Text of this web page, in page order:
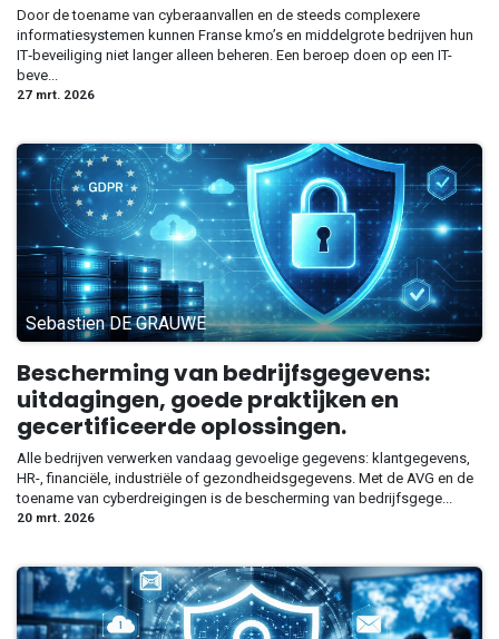
Door de toename van cyberaanvallen en de steeds complexere
informatiesystemen kunnen Franse kmo’s en middelgrote bedrijven hun
IT‑beveiliging niet langer alleen beheren. Een beroep doen op een IT-
beve...
27 mrt. 2026
Sebastien DE GRAUWE
Bescherming van bedrijfsgegevens:
uitdagingen, goede praktijken en
gecertificeerde oplossingen.
Alle bedrijven verwerken vandaag gevoelige gegevens: klantgegevens,
HR-, financiële, industriële of gezondheidsgegevens. Met de AVG en de
toename van cyberdreigingen is de bescherming van bedrijfsgege...
20 mrt. 2026